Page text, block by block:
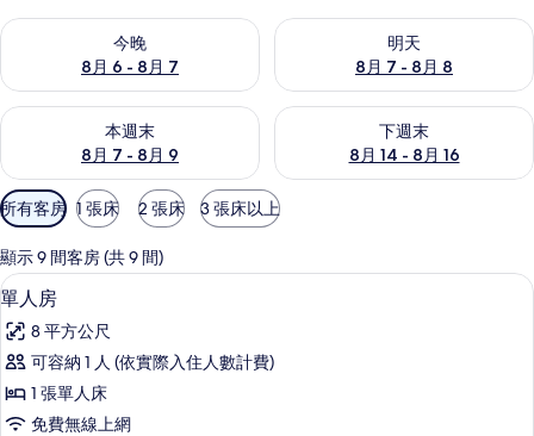
今晚
8月 6 - 8月 7
查看今晚 (8月 6 - 8月 7) 的供應情況
明天
8月 7 - 8月 8
查看明天 (8月 7 - 8月 8) 的供
本週末
8月 7 - 8月 9
查看本週末 (8月 7 - 8月 9) 的供應情況
下週末
8月 14 - 8月 16
查看下週末 (8月 14 - 8月 16)
可
用
的
客
房
篩
選
條
所有客房 1 張床 2 張床 3 張床以上
顯示 9 間客房 (共 9 間)
顯
示
單
人
房
單人房 | 客房內保險箱、書桌、遮光
5
單人房
8 平方公尺
可容納 1 人 (依實際入住人數計費)
1 張單人床
免費無線上網